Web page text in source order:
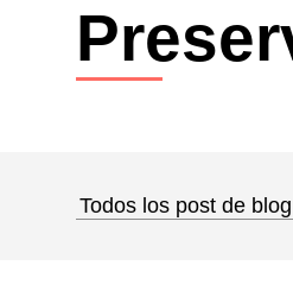
Todos los post de blog